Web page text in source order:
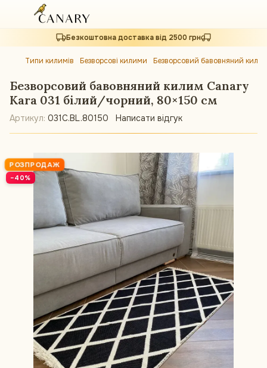
Безкоштовна доставка від 2500 грн
Типи килимів Безворсові килими Безворсовий бавовняний
Безворсовий бавовняний килим Canary
Kara 031 білий/чорний, 80×150 см
Артикул: 031C.BL.80150 Написати відгук
РОЗПРОДАЖ
−40%